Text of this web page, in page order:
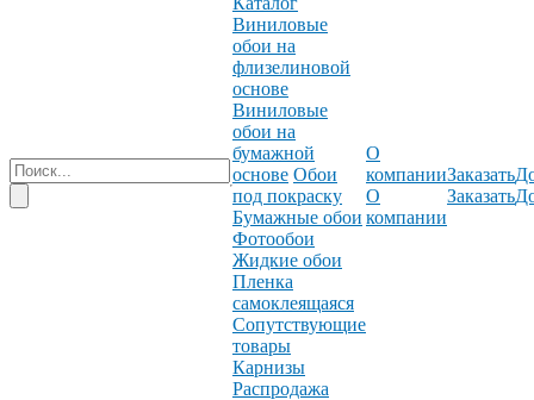
Виниловые
обои на
флизелиновой
основе
Виниловые
обои на
бумажной
основе Обои
под покраску
Бумажные обои
Фотообои
Жидкие обои
Пленка
самоклеящаяся
Сопутствующие
товары
Карнизы
Распродажа
О
компании
О
компании
Заказать
Заказать